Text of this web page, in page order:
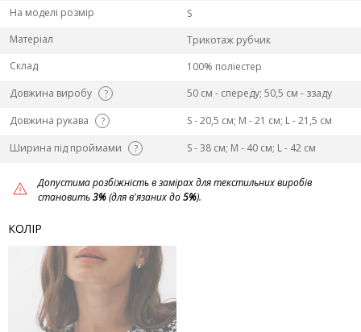
На моделі розмір
S
Матеріал
Трикотаж рубчик
Склад
100% поліестер
Довжина виробу
?
50 см - спереду; 50,5 см - ззаду
Довжина рукава
?
S - 20,5 см; M - 21 см; L - 21,5 см
Ширина під проймами
? S - 38 см; M - 40 см; L - 42 см
Допустима розбіжність в замірах для текстильних виробів
становить3%(для в'язаних до5%).
КОЛІР